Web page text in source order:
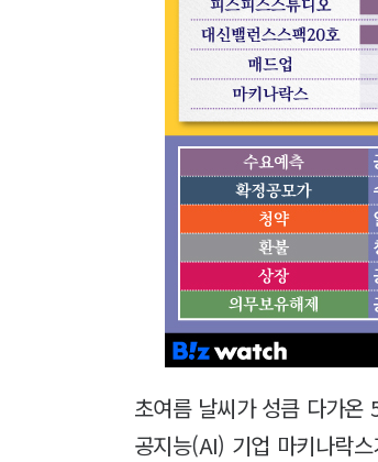
초여름 날씨가 성큼 다가온
공지능(AI) 기업 마키나락